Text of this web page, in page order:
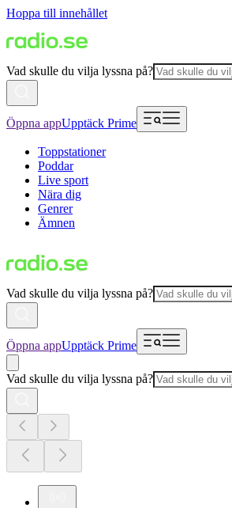
Hoppa till innehållet
Vad skulle du vilja lyssna på?
Öppna appUpptäck Prime
Toppstationer
Poddar
Live sport
Nära dig
Genrer
Ämnen
Vad skulle du vilja lyssna på?
Öppna appUpptäck Prime
Vad skulle du vilja lyssna på?